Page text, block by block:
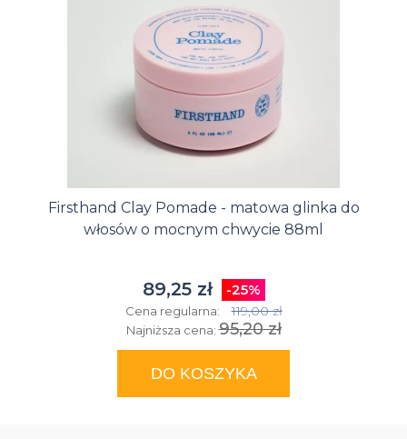
Firsthand Clay Pomade - matowa glinka do
włosów o mocnym chwycie 88ml
89,25 zł -25%
Cena regularna: 119,00 zł
Najniższa cena:95,20 zł
DO KOSZYKA